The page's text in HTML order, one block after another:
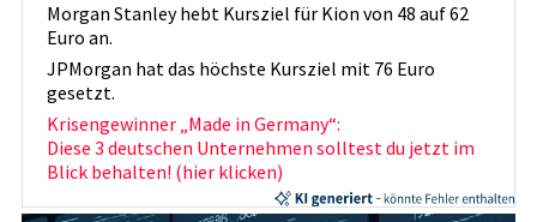
Morgan Stanley hebt Kursziel für Kion von 48 auf 62
Euro an.
JPMorgan hat das höchste Kursziel mit 76 Euro
gesetzt.
Krisengewinner „Made in Germany“:
Diese 3 deutschen Unternehmen solltest du jetzt im
Blick behalten! (hier klicken)